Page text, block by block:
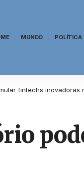
MUNDO POLÍTICA
fintechs inovadoras